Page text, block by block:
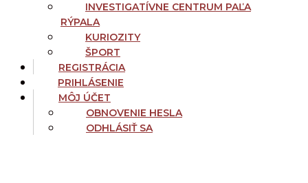
INVESTIGATÍVNE CENTRUM PAĽA
RÝPALA
KURIOZITY
ŠPORT
REGISTRÁCIA
PRIHLÁSENIE
MÔJ ÚČET
OBNOVENIE HESLA
ODHLÁSIŤ SA